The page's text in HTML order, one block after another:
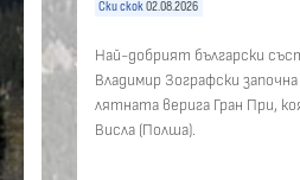
Ски скок 02.08.2026
Най-добрият български
Владимир Зографски
лятната верига Гран При,
Висла (Полша).